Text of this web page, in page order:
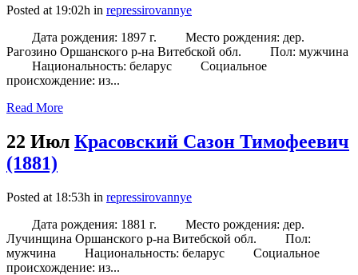
Posted at 19:02h in repressirovannye
Дата рождения: 1897 г. Место рождения: дер.
Рагозино Оршанского р-на Витебской обл. Пол: мужчина
Национальность: беларус Социальное
происхождение: из...
Read More
22 Июл Красовский Сазон Тимофеевич
(1881)
Posted at 18:53h in repressirovannye
Дата рождения: 1881 г. Место рождения: дер.
Лучинщина Оршанского р-на Витебской обл. Пол:
мужчина Национальность: беларус Социальное
происхождение: из...